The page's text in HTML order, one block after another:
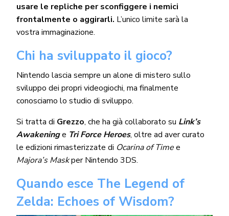
usare le repliche per sconfiggere i nemici
frontalmente o aggirarli. L’unico limite sarà la
vostra immaginazione.
Chi ha sviluppato il gioco?
Nintendo lascia sempre un alone di mistero sullo
sviluppo dei propri videogiochi, ma finalmente
conosciamo lo studio di sviluppo.
Si tratta di Grezzo, che ha già collaborato su Link’s
Awakeninge Tri Force Heroes, oltre ad aver curato
le edizioni rimasterizzate di Ocarina of Timee
Majora’s Maskper Nintendo 3DS.
Quando esce The Legend of
Zelda: Echoes of Wisdom?